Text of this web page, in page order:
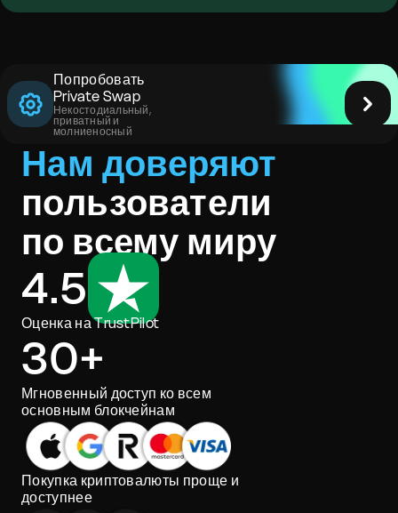
Попробовать
Private Swap
Некостодиальный,
приватный и
молниеносный
Нам доверяют
пользователи
по всему миру
4.5
Оценка на TrustPilot
30+
Мгновенный доступ ко всем
основным блокчейнам
Покупка криптовалюты проще и
доступнее